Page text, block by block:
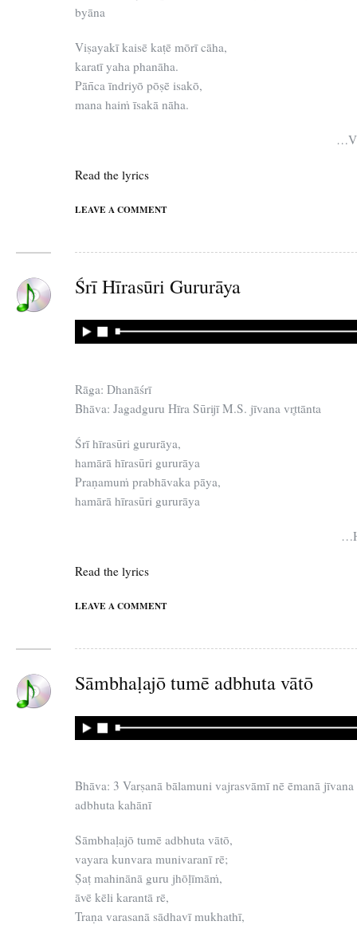
byāna
Viṣayakī kaisē kaṭē mōrī cāha,
karatī yaha phanāha.
Pān̄ca īndriyō pōṣē isakō,
mana haiṁ īsakā nāha.
Read the lyrics
LEAVE A COMMENT
Śrī Hīrasūri Gururāya
Rāga: Dhanāśrī
Bhāva: Jagadguru Hīra Sūrijī M.S. jīvana vr̥ttānta
Śrī hīrasūri gururāya,
hamārā hīrasūri gururāya
Praṇamuṁ prabhāvaka pāya,
hamārā hīrasūri gururāya
Read the lyrics
LEAVE A COMMENT
Sāmbhaḷajō tumē adbhuta vātō
Bhāva: 3 Varṣanā bālamuni vajrasvāmī nē ēmanā
adbhuta kahānī
Sāmbhaḷajō tumē adbhuta vātō,
vayara kunvara munivaranī rē;
Ṣaṭ mahinānā guru jhōḷīmāṁ,
āvē kēli karantā rē,
Traṇa varasanā sādhavī mukhathī,